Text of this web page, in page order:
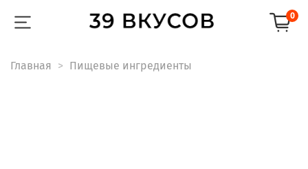
0
Главная Пищевые ингредиенты